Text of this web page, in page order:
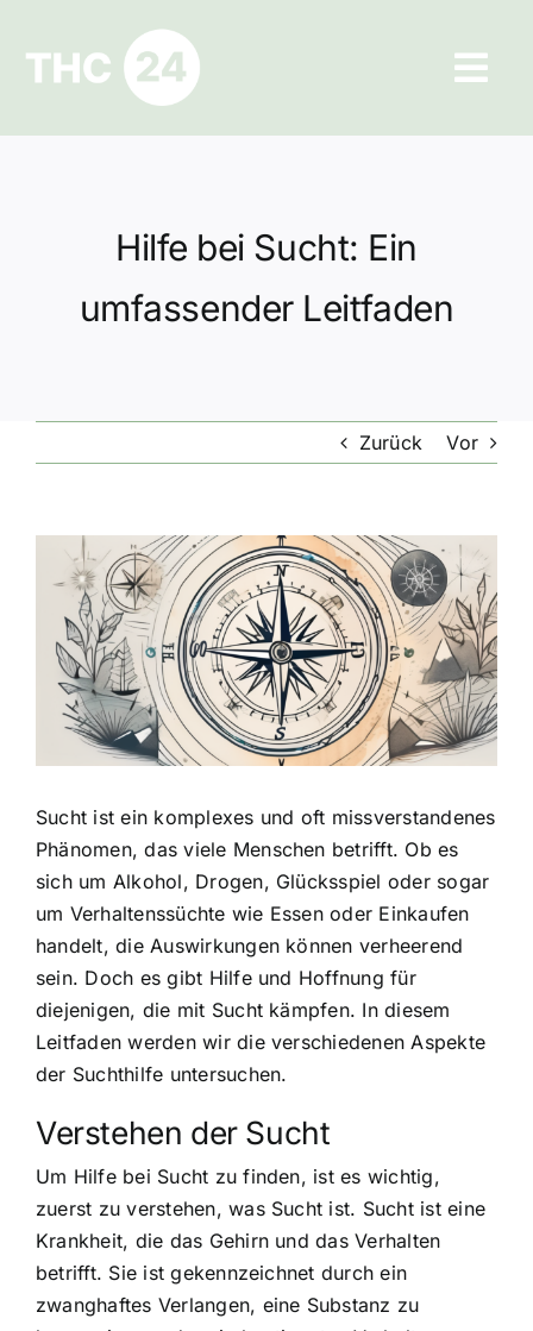
springen
Ratgeber
Datenschutz
Hilfe bei Sucht: Ein
umfassender Leitfaden
Zurück Vor
Zeige
grösseres
Bild
Sucht ist ein komplexes und oft missverstandenes
Phänomen, das viele Menschen betrifft. Ob es
sich um Alkohol, Drogen, Glücksspiel oder sogar
um Verhaltenssüchte wie Essen oder Einkaufen
handelt, die Auswirkungen können verheerend
sein. Doch es gibt Hilfe und Hoffnung für
diejenigen, die mit Sucht kämpfen. In diesem
Leitfaden werden wir die verschiedenen Aspekte
der Suchthilfe untersuchen.
Verstehen der Sucht
Um Hilfe bei Sucht zu finden, ist es wichtig,
zuerst zu verstehen, was Sucht ist. Sucht ist eine
Krankheit, die das Gehirn und das Verhalten
betrifft. Sie ist gekennzeichnet durch ein
zwanghaftes Verlangen, eine Substanz zu